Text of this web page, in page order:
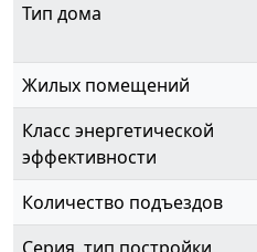
Тип дома
Жилых помещений
Класс энергетической
эффективности
Количество подъездов